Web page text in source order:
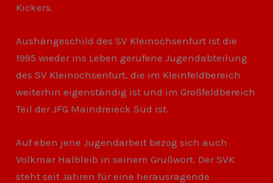
Kickers.
Aushängeschild des SV Kleinochsenfurt ist die
1995 wieder ins Leben gerufene Jugendabteilung
des SV Kleinochsenfurt, die im Kleinfeldbereich
weiterhin eigenständig ist und im Großfeldbereich
Teil der JFG Maindreieck Süd ist.
Auf eben jene Jugendarbeit bezog sich auch
Volkmar Halbleib in seinem Grußwort. Der SVK
steht seit Jahren für eine herausragende